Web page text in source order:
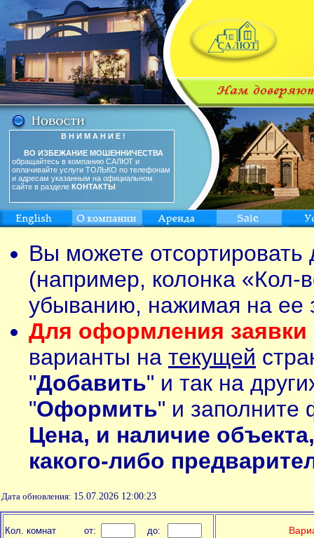
В Н И М А Н И Е !
ВО ИЗБЕЖАНИЕ МОШЕННИЧЕСТВА
обращайтесь в компанию САЛЮТ и
оплачивайте услуги ТОЛЬКО по телефонам
и адресам указанным на официальном
сайте в разделе КОНТАКТЫ
Вы можете
(например, колонка «Кол-
убыванию, нажимая на ее
Для оформления заявки
варианты на текущей
"Добавить" и так на
"Оформить" и заполните
Цена, и наличие
какого-либо
Дата обновления: 15.07.2026 12:00:23
Кол. комнат от: до: